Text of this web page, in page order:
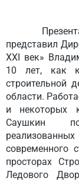
представил
XXI век»
10 лет, как
строительной
области.
и некоторых
Саушкин
современного
просторах
Ледового